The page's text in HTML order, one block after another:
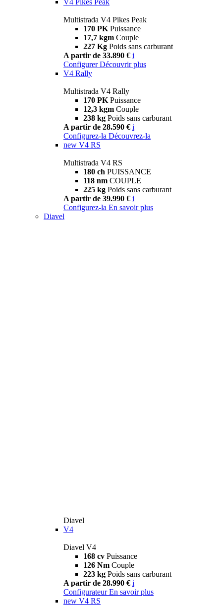
Multistrada V4 Pikes Peak
170 PK Puissance
17,7 kgm Couple
227 Kg Poids sans carburant
A partir de 33.890 € i
Configurer Découvrir plus
V4 Rally
Multistrada V4 Rally
170 PK Puissance
12,3 kgm Couple
238 kg Poids sans carburant
A partir de 28.590 € i
Configurez-la Découvrez-la
new V4 RS
Multistrada V4 RS
180 ch PUISSANCE
118 nm COUPLE
225 kg Poids sans carburant
A partir de 39.990 € i
Configurez-la En savoir plus
Diavel
Diavel
V4
Diavel V4
168 cv Puissance
126 Nm Couple
223 kg Poids sans carburant
A partir de 28.990 € i
Configurateur En savoir plus
new V4 RS